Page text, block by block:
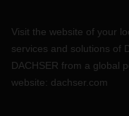
Visit the website of your
services and solutions of
DACHSER from a global
website: dachser.com